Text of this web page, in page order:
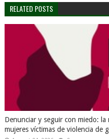
RELATED POSTS
Denunciar y seguir con miedo:
mujeres víctimas de violencia de